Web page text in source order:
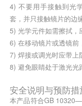
4) 不要用手接触到光
套，并只接触镜片的边
5) 光学元件如需擦拭，
6) 在移动镜片或透镜前
7) 焊接或调光时应带上
8) 避免眼睛处于激光
安全说明与预防措
本产品符合GB